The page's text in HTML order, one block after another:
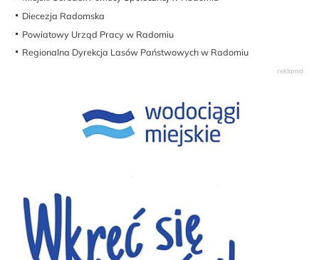
Diecezja Radomska
Powiatowy Urząd Pracy w Radomiu
Regionalna Dyrekcja Lasów Państwowych w Radomiu